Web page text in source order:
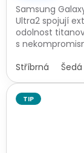
5
hvězdiček.
Samsung
Ultra2 spojují
odolnost
s
Snapdragon
displej s
jasem...
Stříbrná Šedá
TIP